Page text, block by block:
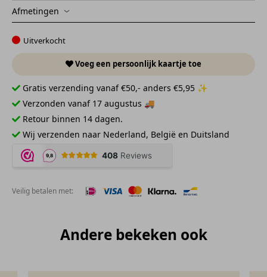
Afmetingen
Uitverkocht
Voeg een persoonlijk kaartje toe
Gratis verzending vanaf €50,- anders €5,95 ✨
Verzonden vanaf 17 augustus 🚚
Retour binnen 14 dagen.
Wij verzenden naar Nederland, België en Duitsland
Veilig betalen met:
Andere bekeken ook